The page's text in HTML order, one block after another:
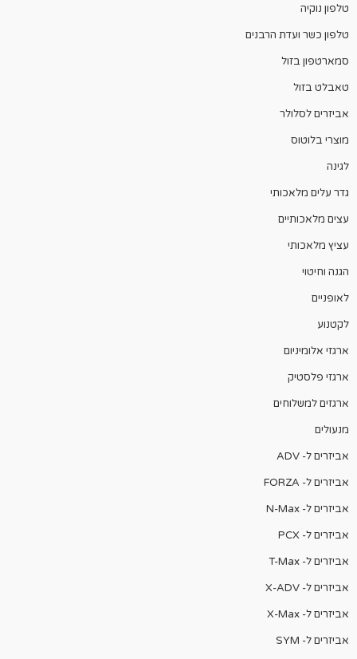
טלפון נוקיה
טלפון כשר ועדת הרבנים
סמארטפון בזול
טאבלט בזול
אביזרים לסלולר
מוצרי בלוטוס
לגינה
גדר עלים מלאכותי
עצים מלאכותיים
עציץ מלאכותי
הגנה וחיטוי
לאופניים
לקטנוע
ארגזי אלומיניום
ארגזי פלסטיק
ארגזים למשלוחים
מנעולים
אביזרים ל- ADV
אביזרים ל- FORZA
אביזרים ל- N-Max
אביזרים ל- PCX
אביזרים ל- T-Max
אביזרים ל- X-ADV
אביזרים ל- X-Max
אביזרים ל- SYM